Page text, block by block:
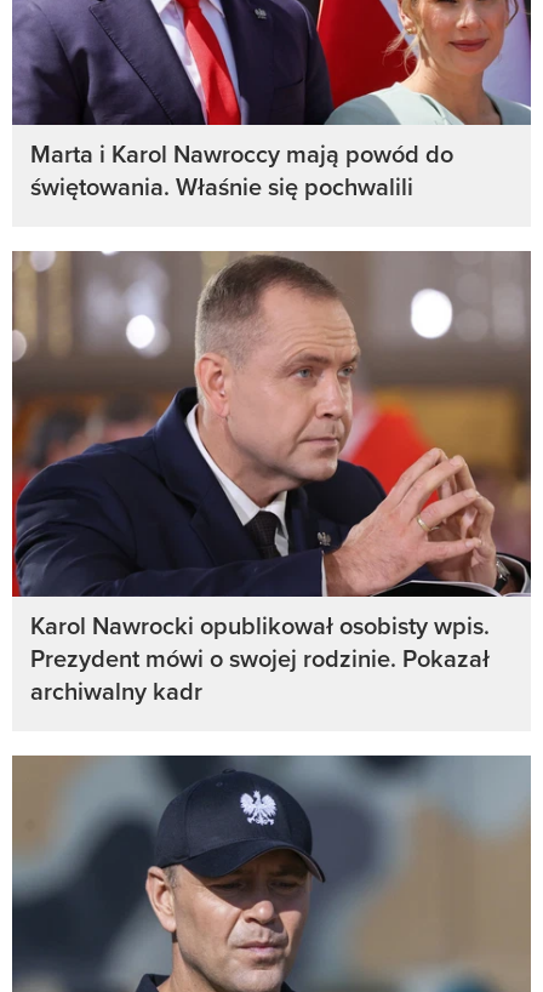
Marta i Karol Nawroccy mają powód do
świętowania. Właśnie się pochwalili
Karol Nawrocki opublikował osobisty wpis.
Prezydent mówi o swojej rodzinie. Pokazał
archiwalny kadr